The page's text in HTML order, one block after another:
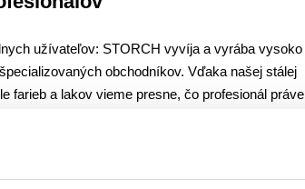
užívateľov: STORCH vyvíja a vyrába vysoko
obchodníkov. Vďaka našej stálej
farieb a lakov vieme presne, čo profesionál práve
aktuálnemu vývoju v brandži. Tak dodávame
riešenia a služby.